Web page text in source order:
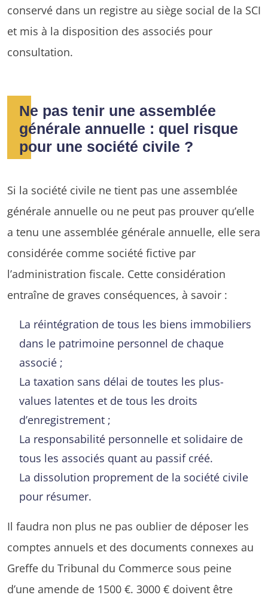
conservé dans un registre au siège social de la SCI
et mis à la disposition des associés pour
consultation.
Ne pas tenir une assemblée
générale annuelle : quel risque
pour une société civile ?
Si la société civile ne tient pas une assemblée
générale annuelle ou ne peut pas prouver qu’elle
a tenu une assemblée générale annuelle, elle sera
considérée comme société fictive par
l’administration fiscale. Cette considération
entraîne de graves conséquences, à savoir :
La réintégration de tous les biens immobiliers
dans le patrimoine personnel de chaque
associé ;
La taxation sans délai de toutes les plus-
values latentes et de tous les droits
d’enregistrement ;
La responsabilité personnelle et solidaire de
tous les associés quant au passif créé.
La dissolution proprement de la société civile
pour résumer.
Il faudra non plus ne pas oublier de déposer les
comptes annuels et des documents connexes au
Greffe du Tribunal du Commerce sous peine
d’une amende de 1500 €. 3000 € doivent être